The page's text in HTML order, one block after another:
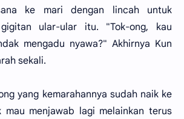
ke mari dengan lincah untuk
gigitan ular-ular itu. "Tok-ong, kau
mengadu nyawa?" Akhirnya Kun
sekali.
yang kemarahannya sudah naik ke
menjawab lagi melainkan terus